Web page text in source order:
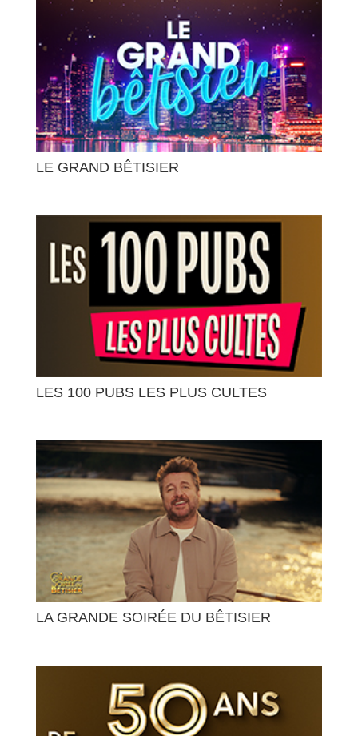
LE GRAND BÊTISIER
LES 100 PUBS LES PLUS CULTES
LA GRANDE SOIRÉE DU BÊTISIER